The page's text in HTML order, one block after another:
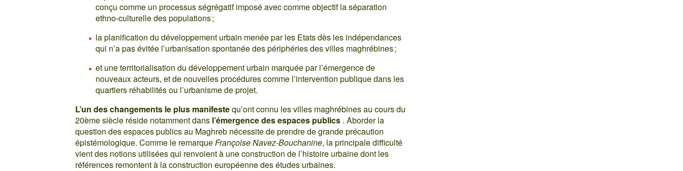
conçu comme un processus ségrégatif imposé avec comme objectif la séparation
ethno-culturelle des populations ;
la planification du développement urbain menée par les Etats dès les indépendances
qui n’a pas évitée l’urbanisation spontanée des périphéries des villes maghrébines ;
et une territorialisation du développement urbain marquée par l’émergence de
nouveaux acteurs, et de nouvelles procédures comme l’intervention publique dans les
quartiers réhabilités ou l’urbanisme de projet.
L’un des changements le plus manifestequ’ont connu les villes maghrébines au cours du
20ème siècle réside notamment dans l’émergence des espaces publics . Aborder la
question des espaces publics au Maghreb nécessite de prendre de grande précaution
épistémologique. Comme le remarqueFrançoise Navez-Bouchanine, la principale difficulté
vient des notions utilisées qui renvoient à une construction de l’histoire urbaine dont les
références remontent à la construction européenne des études urbaines.